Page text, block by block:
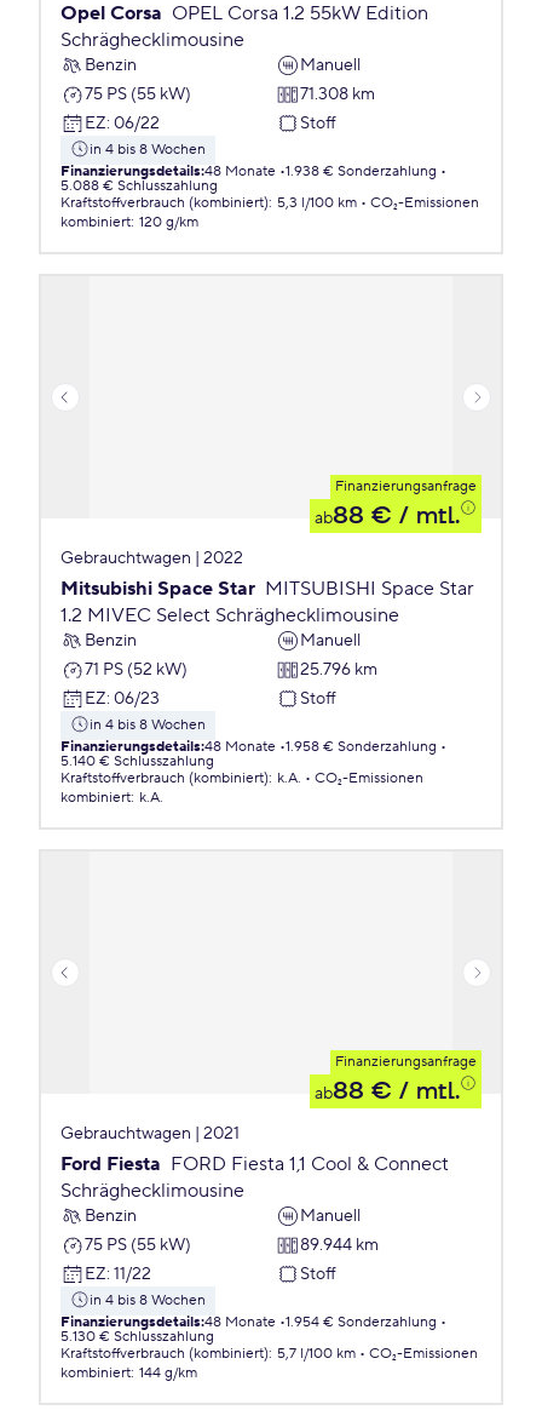
Opel Corsa OPEL Corsa 1.2 55kW Edition
Schräghecklimousine
Benzin
Manuell
75 PS (55 kW)
71.308 km
EZ: 06/22 Stoff
in 4 bis 8 Wochen
Finanzierungsdetails:48 Monate 1.938 € Sonderzahlung
5.088 € Schlusszahlung
Kraftstoffverbrauch (kombiniert): 5,3 l/100 km
CO₂-Emissionen
kombiniert: 120 g/km
Finanzierungsanfrage
ab88 € / mtl.
Gebrauchtwagen | 2022
Mitsubishi Space Star MITSUBISHI Space Star
1.2 MIVEC Select Schräghecklimousine
Benzin
Manuell
71 PS (52 kW)
25.796 km
EZ: 06/23 Stoff
in 4 bis 8 Wochen
Finanzierungsdetails:48 Monate 1.958 € Sonderzahlung
5.140 € Schlusszahlung
Kraftstoffverbrauch (kombiniert): k.A.
CO₂-Emissionen
kombiniert: k.A.
Finanzierungsanfrage
ab88 € / mtl.
Gebrauchtwagen | 2021
Ford Fiesta FORD Fiesta 1,1 Cool & Connect
Schräghecklimousine
Benzin
Manuell
75 PS (55 kW)
89.944 km
EZ: 11/22 Stoff
in 4 bis 8 Wochen
Finanzierungsdetails:48 Monate 1.954 € Sonderzahlung
5.130 € Schlusszahlung
Kraftstoffverbrauch (kombiniert): 5,7 l/100 km
CO₂-Emissionen
kombiniert: 144 g/km